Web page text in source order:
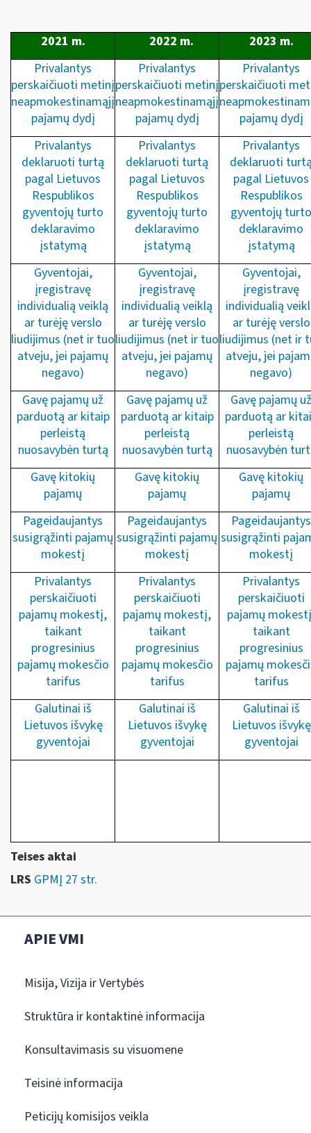
2021 m. 2022 m.
2023 m.
Privalantys
perskaičiuoti metinį
neapmokestinamąjį
pajamų dydį
Privalantys
perskaičiuoti metinį
neapmokestinamąjį
pajamų dydį
Privalantys
perskaičiuoti
pajamų dydį
Privalantys
deklaruoti turtą
pagal Lietuvos
Respublikos
gyventojų turto
deklaravimo
įstatymą
Privalantys
deklaruoti turtą
pagal Lietuvos
Respublikos
gyventojų turto
deklaravimo
įstatymą
Privalantys
deklaruoti
pagal Lietuvos
Respublikos
gyventojų turto
deklaravimo
įstatymą
Gyventojai,
įregistravę
individualią veiklą
ar turėję verslo
liudijimus (net ir tuo
atveju, jei pajamų
negavo)
Gyventojai,
įregistravę
individualią veiklą
ar turėję verslo
liudijimus (net ir tuo
atveju, jei pajamų
negavo)
Gyventojai,
įregistravę
individualią
ar turėję verslo
liudijimus (net ir
atveju, jei
negavo)
Gavę pajamų už
parduotą ar kitaip
perleistą
nuosavybėn turtą
Gavę pajamų už
parduotą ar kitaip
perleistą
nuosavybėn turtą
Gavę pajamų už
parduotą ar
perleistą
nuosavybėn
Gavę kitokių
pajamų
Gavę kitokių
pajamų
Gavę kitokių
pajamų
Pageidaujantys
susigrąžinti pajamų
mokestį
Pageidaujantys
susigrąžinti pajamų
mokestį
Pageidaujantys
susigrąžinti
mokestį
Privalantys
perskaičiuoti
pajamų mokestį,
taikant
progresinius
pajamų mokesčio
tarifus
Privalantys
perskaičiuoti
pajamų mokestį,
taikant
progresinius
pajamų mokesčio
tarifus
Privalantys
perskaičiuoti
pajamų
taikant
progresinius
pajamų
tarifus
Galutinai iš
Lietuvos išvykę
gyventojai
Galutinai iš
Lietuvos išvykę
gyventojai
Galutinai iš
Lietuvos išvykę
gyventojai
Teises aktai
LRS GPMĮ 27 str.
APIE VMI
Misija, Vizija ir Vertybės
Struktūra ir kontaktinė informacija
Konsultavimasis su visuomene
Teisinė informacija
Peticijų komisijos veikla